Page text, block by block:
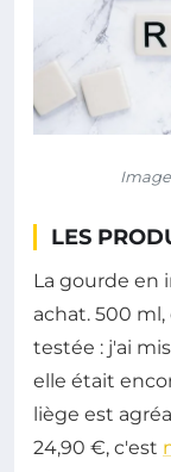
LES
La gourde en
achat. 500
testée : j'ai
elle était
liège est
24,90 €, c'est